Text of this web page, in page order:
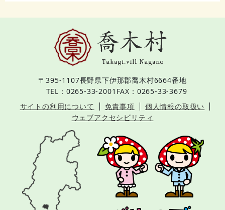
〒395-1107長野県下伊那郡喬木村6664番地
TEL：0265-33-2001 FAX：0265-33-3679
サイトの利用について
免責事項
個人情報の取扱い
ウェブアクセシビリティ